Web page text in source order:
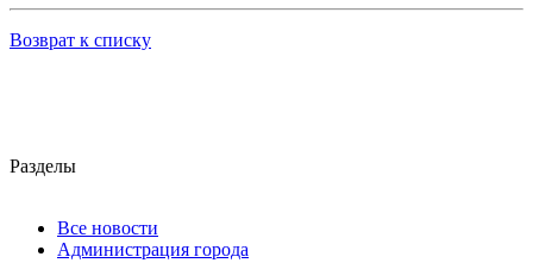
Возврат к списку
Разделы
Все новости
Администрация города